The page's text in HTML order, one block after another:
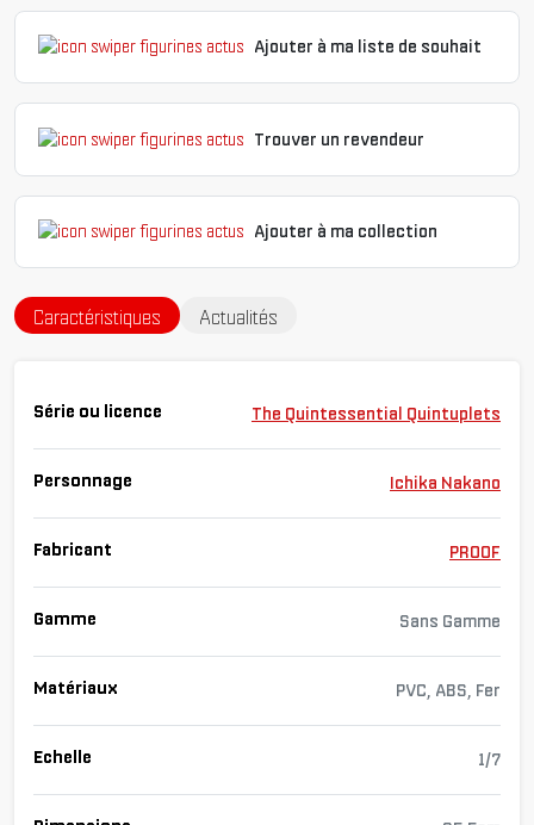
Ajouter à ma liste de souhait
Trouver un revendeur
Ajouter à ma collection
Caractéristiques Actualités
Série ou licence The Quintessential Quintuplets
Personnage Ichika Nakano
Fabricant PROOF
Gamme Sans Gamme
Matériaux PVC, ABS, Fer
Echelle 1/7